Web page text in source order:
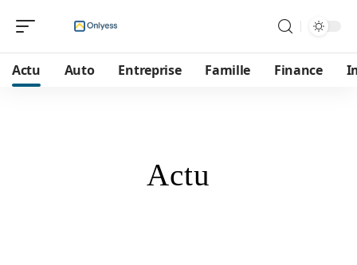
Actu Auto Entreprise Famille Finance
Actu